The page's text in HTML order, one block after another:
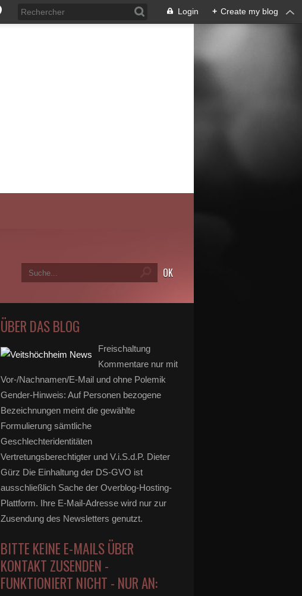
Login + Create my blog
ÜBER DAS BLOG
Freischaltung
Kommentare nur mit
Vor-/Nachnamen/E-Mail und ohne Polemik
Gender-Hinweis: Auf Personen bezogene
Bezeichnungen meint die gewählte
Formulierung sämtliche
Geschlechteridentitäten
Vertretungsberechtigter und V.i.S.d.P. Dieter
Gürz Die Einhaltung der DS-GVO ist
ausschließlich Sache der Overblog-Hosting-
Plattform. Ihre E-Mail-Adresse wird nur zur
Zusendung des Newsletters genutzt.
BITTE KEINE E-MAILS ÜBER
KONTAKT ZUSENDEN -
FUNKTIONIERT NICHT - NUR AN: